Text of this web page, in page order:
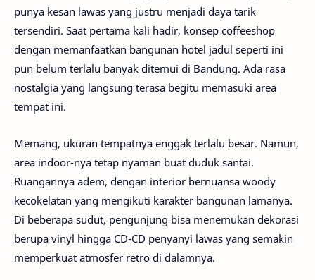
punya kesan lawas yang justru menjadi daya tarik
tersendiri. Saat pertama kali hadir, konsep coffeeshop
dengan memanfaatkan bangunan hotel jadul seperti ini
pun belum terlalu banyak ditemui di Bandung. Ada rasa
nostalgia yang langsung terasa begitu memasuki area
tempat ini.
Memang, ukuran tempatnya enggak terlalu besar. Namun,
area indoor-nya tetap nyaman buat duduk santai.
Ruangannya adem, dengan interior bernuansa woody
kecokelatan yang mengikuti karakter bangunan lamanya.
Di beberapa sudut, pengunjung bisa menemukan dekorasi
berupa vinyl hingga CD-CD penyanyi lawas yang semakin
memperkuat atmosfer retro di dalamnya.